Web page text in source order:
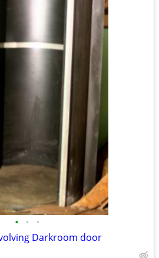
• • •
Darkroom door